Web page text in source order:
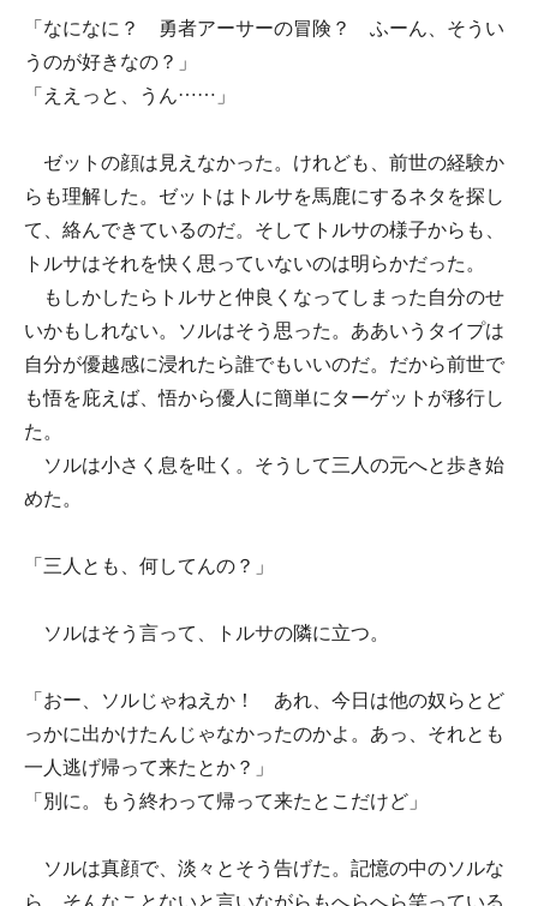
「なになに？ 勇者アーサーの冒険？ ふーん、そうい
うのが好きなの？」
「ええっと、うん……」
ゼットの顔は見えなかった。けれども、前世の経験か
らも理解した。ゼットはトルサを馬鹿にするネタを探し
て、絡んできているのだ。そしてトルサの様子からも、
トルサはそれを快く思っていないのは明らかだった。
もしかしたらトルサと仲良くなってしまった自分のせ
いかもしれない。ソルはそう思った。ああいうタイプは
自分が優越感に浸れたら誰でもいいのだ。だから前世で
も悟を庇えば、悟から優人に簡単にターゲットが移行し
た。
ソルは小さく息を吐く。そうして三人の元へと歩き始
めた。
「三人とも、何してんの？」
ソルはそう言って、トルサの隣に立つ。
「おー、ソルじゃねえか！ あれ、今日は他の奴らとど
っかに出かけたんじゃなかったのかよ。あっ、それとも
一人逃げ帰って来たとか？」
「別に。もう終わって帰って来たとこだけど」
ソルは真顔で、淡々とそう告げた。記憶の中のソルな
ら、そんなことないと言いながらもへらへら笑っている